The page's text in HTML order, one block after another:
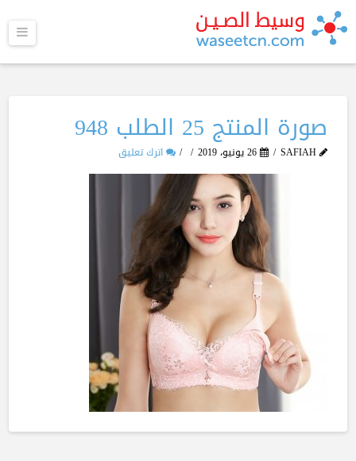
صورة المنتج 25 الطلب 948
SAFIAH 26 يونيو، 2019 اترك تعليق